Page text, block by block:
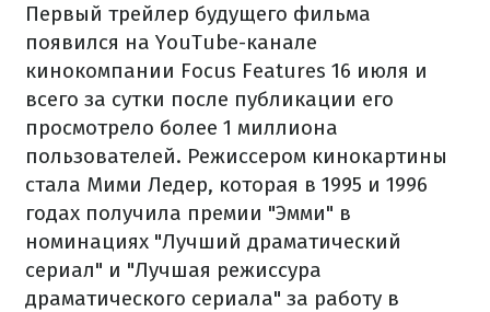
Первый трейлер будущего фильма
появился на YouTube-канале
кинокомпании Focus Features 16 июля и
всего за сутки после публикации его
просмотрело более 1 миллиона
пользователей. Режиссером кинокартины
стала Мими Ледер, которая в 1995 и 1996
годах получила премии "Эмми" в
номинациях "Лучший драматический
сериал" и "Лучшая режиссура
драматического сериала" за работу в